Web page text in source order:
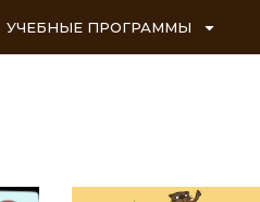
УЧЕБНЫЕ ПРОГРАММЫ